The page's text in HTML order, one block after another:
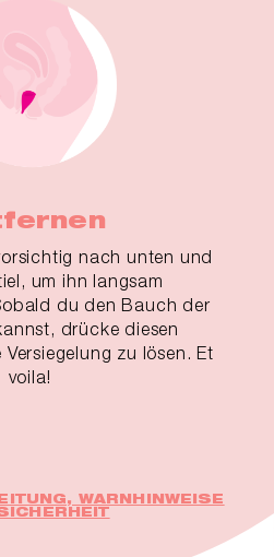
nach unten und
um ihn langsam
du den Bauch der
drücke diesen
zu lösen. Et
voila!
WARNHINWEISE